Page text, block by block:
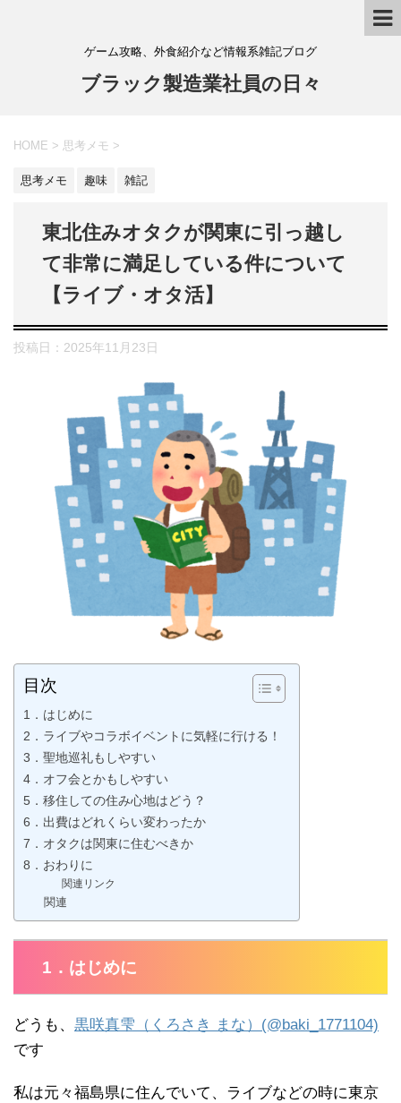
ゲーム攻略、外食紹介など情報系雑記ブログ
ブラック製造業社員の日々
HOME > 思考メモ >
思考メモ 趣味 雑記
東北住みオタクが関東に引っ越し
て非常に満足している件について
【ライブ・オタ活】
投稿日： 2025年11月23日
目次
1．はじめに
2．ライブやコラボイベントに気軽に行ける！
3．聖地巡礼もしやすい
4．オフ会とかもしやすい
5．移住しての住み心地はどう？
6．出費はどれくらい変わったか
7．オタクは関東に住むべきか
8．おわりに
関連リンク
関連
1．はじめに
どうも、 黒咲真雫（くろさき まな）(@baki_1771104)
です
私は元々福島県に住んでいて、ライブなどの時に東京